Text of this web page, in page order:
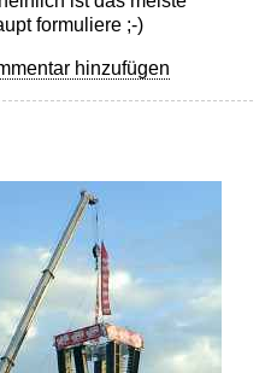
formuliere ;-)
hinzufügen